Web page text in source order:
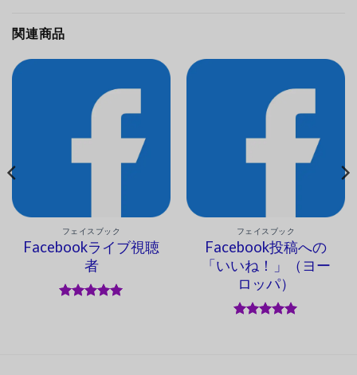
関連商品
フェイスブック
Facebookライブ視聴
者
フェイスブック
Facebook投稿への
「いいね！」（ヨー
ロッパ）